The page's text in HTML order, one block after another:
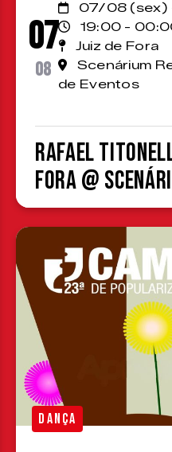
07
08
07/08 (sex)
19:00 -
Juiz de Fora
Scenárium
de Eventos
Rafael
Fora @
DANÇA